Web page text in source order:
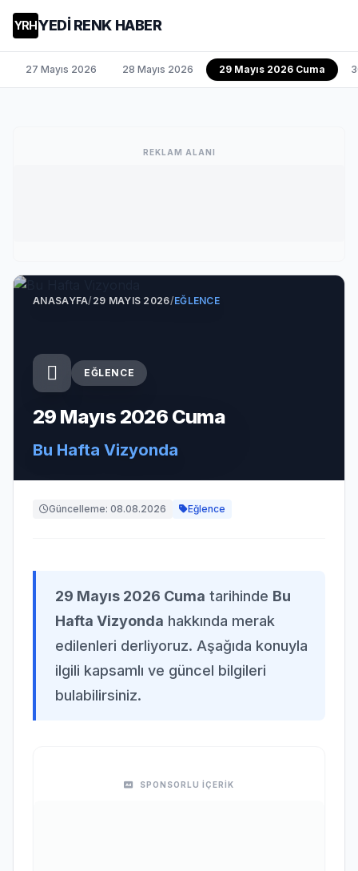
YRHYEDİ RENK HABER
27 Mayıs 2026 28 Mayıs 2026 29 Mayıs 2026 Cuma
REKLAM ALANI
ANASAYFA/29 MAYIS 2026/EĞLENCE
EĞLENCE
29 Mayıs 2026 Cuma
Bu Hafta Vizyonda
Güncelleme: 08.08.2026 Eğlence
29 Mayıs 2026 Cuma tarihinde Bu
Hafta Vizyonda hakkında merak
edilenleri derliyoruz. Aşağıda konuyla
ilgili kapsamlı ve güncel bilgileri
bulabilirsiniz.
SPONSORLU İÇERİK